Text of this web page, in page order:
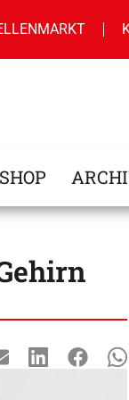
SHOP